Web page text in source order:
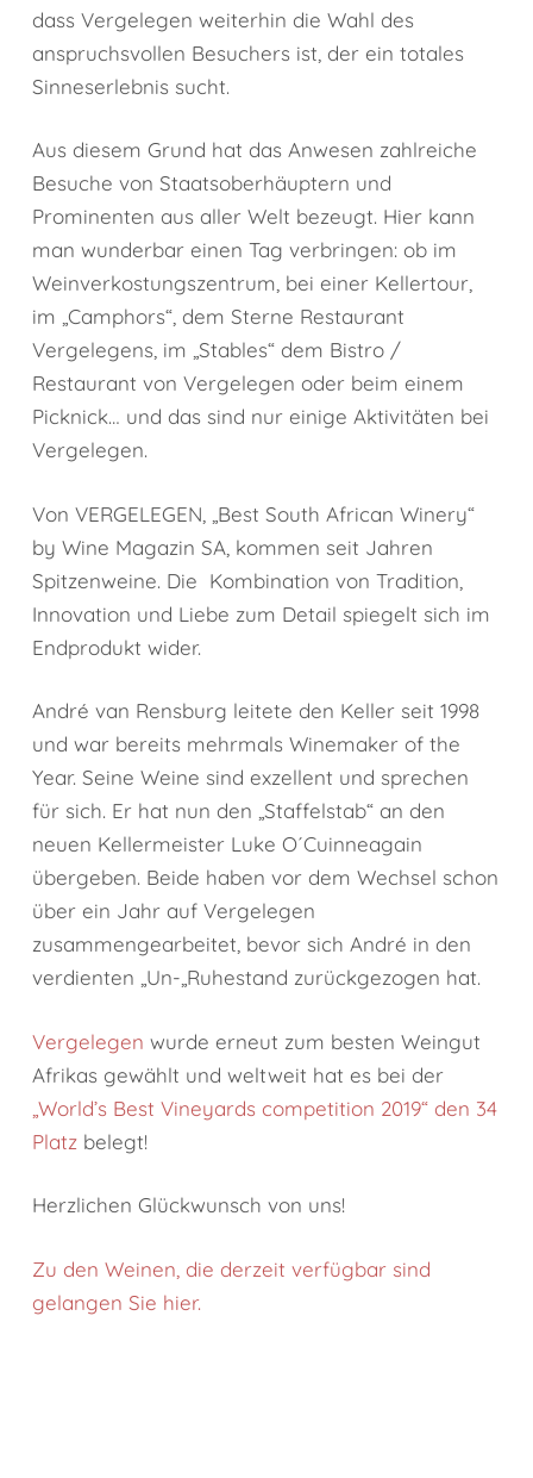
dass Vergelegen weiterhin die Wahl des
anspruchsvollen Besuchers ist, der ein totales
Sinneserlebnis sucht.
Aus diesem Grund hat das Anwesen zahlreiche
Besuche von Staatsoberhäuptern und
Prominenten aus aller Welt bezeugt. Hier kann
man wunderbar einen Tag verbringen: ob im
Weinverkostungszentrum, bei einer Kellertour,
im „Camphors“, dem Sterne Restaurant
Vergelegens, im „Stables“ dem Bistro /
Restaurant von Vergelegen oder beim einem
Picknick… und das sind nur einige Aktivitäten bei
Vergelegen.
Von VERGELEGEN, „Best South African Winery“
by Wine Magazin SA, kommen seit Jahren
Spitzenweine. Die Kombination von Tradition,
Innovation und Liebe zum Detail spiegelt sich im
Endprodukt wider.
André van Rensburg leitete den Keller seit 1998
und war bereits mehrmals Winemaker of the
Year. Seine Weine sind exzellent und sprechen
für sich. Er hat nun den „Staffelstab“ an den
neuen Kellermeister Luke O´Cuinneagain
übergeben. Beide haben vor dem Wechsel schon
über ein Jahr auf Vergelegen
zusammengearbeitet, bevor sich André in den
verdienten „Un-„Ruhestand zurückgezogen hat.
Vergelegen wurde erneut zum besten Weingut
Afrikas gewählt und weltweit hat es bei der
„World’s Best Vineyards competition 2019“ den 34
Platzbelegt!
Herzlichen Glückwunsch von uns!
Zu den Weinen, die derzeit verfügbar sind
gelangen Sie hier.